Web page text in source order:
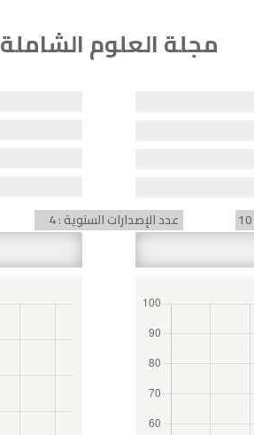
مجلة العلوم الشاملة
عدد الإصدارات السنوية : 4